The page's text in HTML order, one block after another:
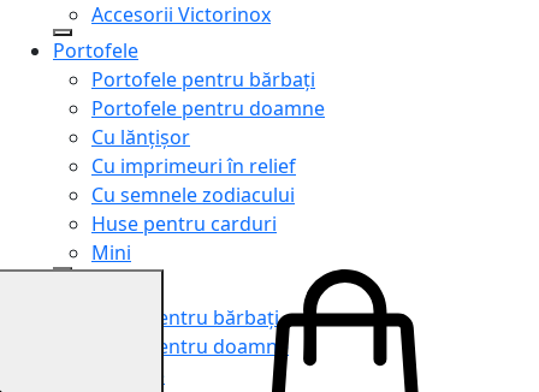
Accesorii Victorinox
Portofele
Portofele pentru bărbați
Portofele pentru doamne
Cu lănțișor
Cu imprimeuri în relief
Cu semnele zodiacului
Huse pentru carduri
Mini
Genți pentru bărbați
Genți pentru doamne
Serviete